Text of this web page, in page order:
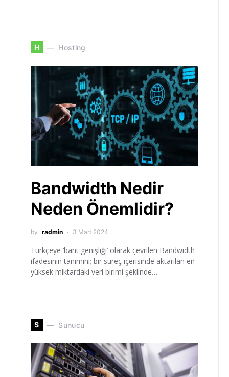
H Hosting
Bandwidth Nedir
Neden Önemlidir?
by radmin 3 Mart 2024
Türkçeye ‘bant genişliği’ olarak çevrilen Bandwidth
ifadesinin tanımını; bir süreç içerisinde aktarılan en
yüksek miktardaki veri birimi şeklinde…
S Sunucu